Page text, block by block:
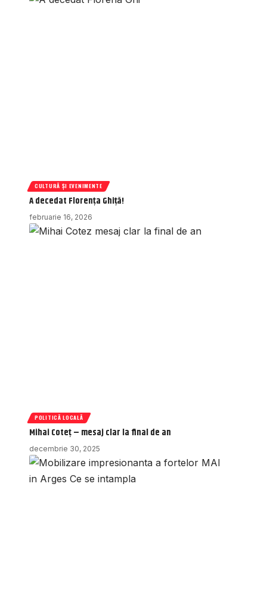
CULTURĂ ȘI EVENIMENTE
A decedat Florența Ghiță!
februarie 16, 2026
POLITICĂ LOCALĂ
Mihai Coteț – mesaj clar la final de an
decembrie 30, 2025